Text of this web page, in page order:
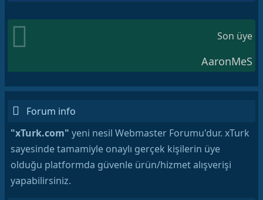
Son üye
AaronMeS
Forum info
"xTurk.com" yeni nesil Webmaster Forumu'dur. xTurk
sayesinde tamamiyle onaylı gerçek kişilerin üye
olduğu platformda güvenle ürün/hizmet alışverişi
yapabilirsiniz.